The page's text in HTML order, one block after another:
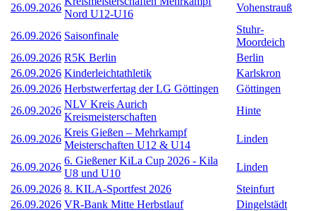
26.09.2026
Nord U12-U16
Vohenstrauß
26.09.2026 Saisonfinale
Stuhr-
Moordeich
26.09.2026 R5K Berlin
Berlin
26.09.2026 Kinderleichtathletik
Karlskron
26.09.2026 Herbstwerfertag der LG Göttingen
Göttingen
26.09.2026
NLV Kreis Aurich
Kreismeisterschaften
Hinte
26.09.2026
Kreis Gießen – Mehrkampf
Meisterschaften U12 & U14
Linden
26.09.2026
6. Gießener KiLa Cup 2026 - Kila
U8 und U10
Linden
26.09.2026 8. KILA-Sportfest 2026
Steinfurt
26.09.2026 VR-Bank Mitte Herbstlauf
Dingelstädt